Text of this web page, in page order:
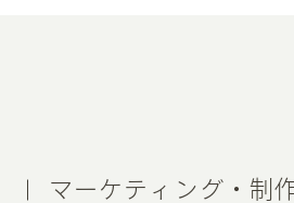
マーケティング・制